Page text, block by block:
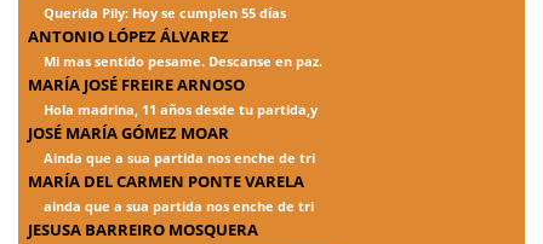
Querida Pily: Hoy se cumplen 55 días
ANTONIO LÓPEZ ÁLVAREZ
Mi mas sentido pesame. Descanse en paz.
MARÍA JOSÉ FREIRE ARNOSO
Hola madrina, 11 años desde tu partida,y
JOSÉ MARÍA GÓMEZ MOAR
Ainda que a sua partida nos enche de tri
MARÍA DEL CARMEN PONTE VARELA
ainda que a sua partida nos enche de tri
JESUSA BARREIRO MOSQUERA